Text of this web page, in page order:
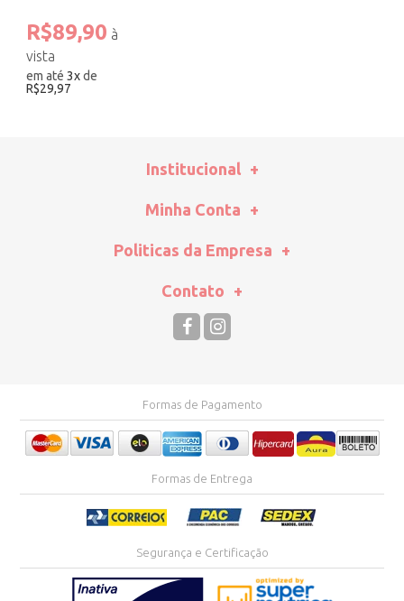
Nude.
R$89,90
em até3xde
R$29,97
Institucional
Minha Conta
Politicas da Empresa
Contato
Formas de Pagamento
Formas de Entrega
Segurança e Certificação